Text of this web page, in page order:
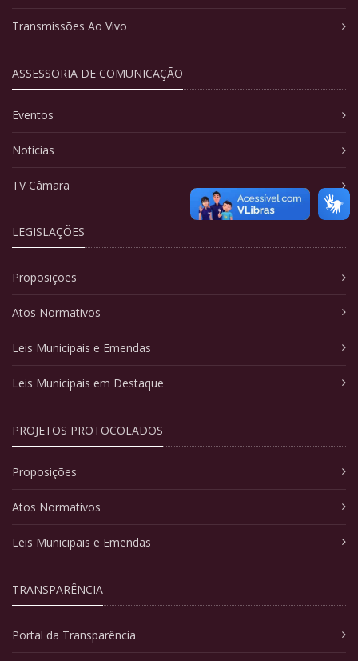
Transmissões Ao Vivo
ASSESSORIA DE COMUNICAÇÃO
Eventos
Notícias
TV Câmara
LEGISLAÇÕES
Proposições
Atos Normativos
Leis Municipais e Emendas
Leis Municipais em Destaque
PROJETOS PROTOCOLADOS
Proposições
Atos Normativos
Leis Municipais e Emendas
TRANSPARÊNCIA
Portal da Transparência